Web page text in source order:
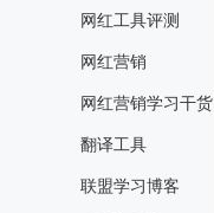
网红工具评测
网红营销
网红营销学习干货
翻译工具
联盟学习博客